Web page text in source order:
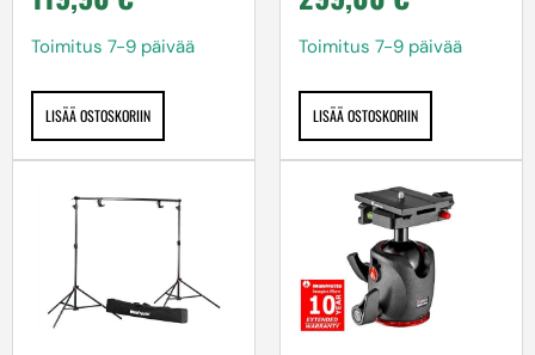
Toimitus 7-9 päivää
LISÄÄ OSTOSKORIIN
Toimitus 7-9 päivää
LISÄÄ OSTOSKORIIN